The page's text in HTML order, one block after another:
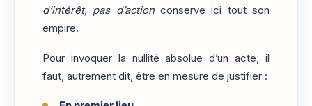
d’intérêt, pas d’actionconserve ici tout son
empire.
Pour invoquer la nullité absolue d’un acte, il
faut, autrement dit, être en mesure de justifier :